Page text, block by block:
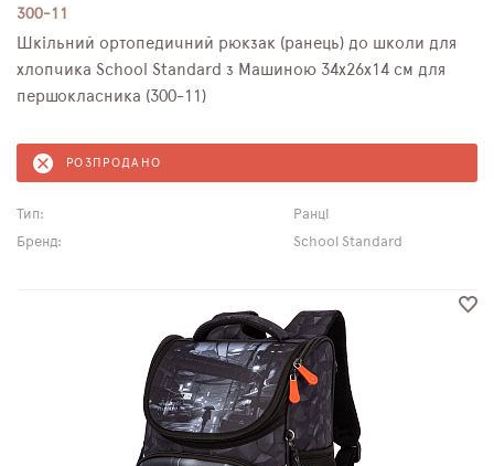
300-11
Шкільний ортопедичний рюкзак (ранець) до школи для
хлопчика School Standard з Машиною 34х26х14 см для
першокласника (300-11)
РОЗПРОДАНО
Тип:
Ранці
Бренд:
School Standard